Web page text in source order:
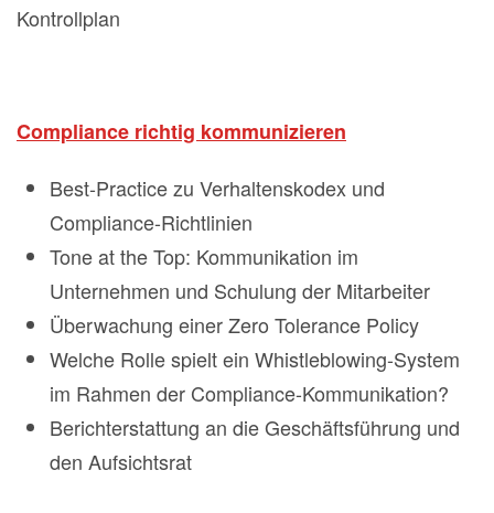
Kontrollplan
Compliance richtig kommunizieren
Best-Practice zu Verhaltenskodex und
Compliance-Richtlinien
Tone at the Top: Kommunikation im
Unternehmen und Schulung der Mitarbeiter
Überwachung einer Zero Tolerance Policy
Welche Rolle spielt ein Whistleblowing-System
im Rahmen der Compliance-Kommunikation?
Berichterstattung an die Geschäftsführung und
den Aufsichtsrat